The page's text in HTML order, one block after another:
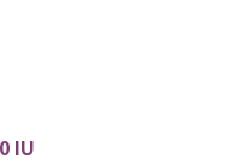
IU